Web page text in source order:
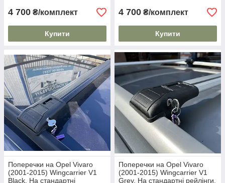
4 700 ₴/комплект
Купити
4 700 ₴/комплект
Купити
Поперечки на Opel Vivaro
(2001-2015) Wingcarrier V1
Black. На стандартні
Поперечки на Opel Vivaro
(2001-2015) Wingcarrier V1
Grey. На стандартні рейлінги.